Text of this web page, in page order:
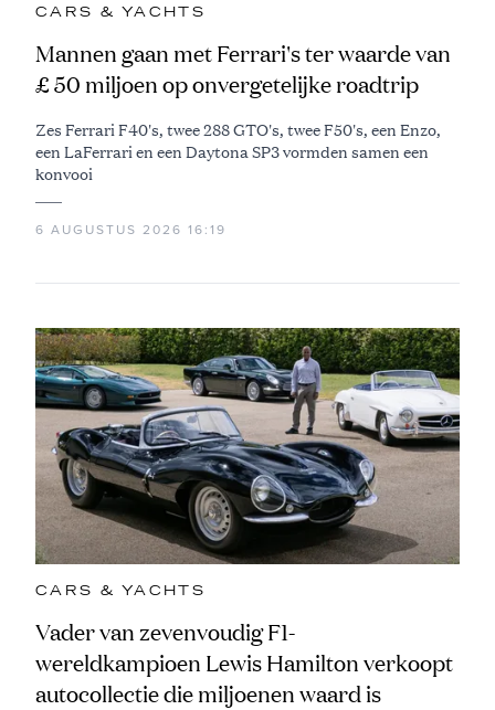
CARS & YACHTS
Mannen gaan met Ferrari's ter waarde van
£ 50 miljoen op onvergetelijke roadtrip
Zes Ferrari F40's, twee 288 GTO's, twee F50's, een Enzo,
een LaFerrari en een Daytona SP3 vormden samen een
konvooi
6 AUGUSTUS 2026 16:19
CARS & YACHTS
Vader van zevenvoudig F1-
wereldkampioen Lewis Hamilton verkoopt
autocollectie die miljoenen waard is